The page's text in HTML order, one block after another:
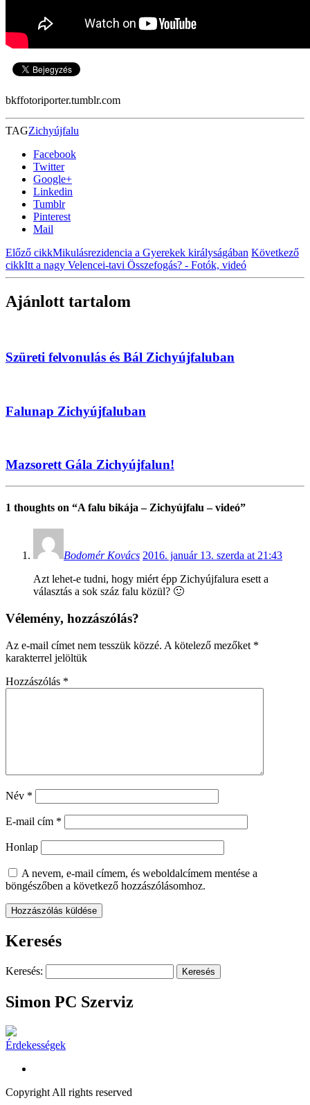
bkffotoriporter.tumblr.com
TAGZichyújfalu
Facebook
Twitter
Google+
Linkedin
Tumblr
Pinterest
Mail
Előző cikkMikulásrezidencia a Gyerekek királyságában Következő
cikkItt a nagy Velencei-tavi Összefogás? - Fotók, videó
Ajánlott tartalom
Szüreti felvonulás és Bál Zichyújfaluban
Falunap Zichyújfaluban
Mazsorett Gála Zichyújfalun!
1 thoughts on “A falu bikája – Zichyújfalu – videó”
Bodomér Kovács 2016. január 13. szerda at 21:43
Azt lehet-e tudni, hogy miért épp Zichyújfalura esett a
választás a sok száz falu közül? 🙂
Vélemény, hozzászólás?
Az e-mail címet nem tesszük közzé. A kötelező mezőket *
karakterrel jelöltük
Hozzászólás *
Név *
E-mail cím *
Honlap
A nevem, e-mail címem, és weboldalcímem mentése a
böngészőben a következő hozzászólásomhoz.
Keresés
Keresés:
Simon PC Szerviz
Érdekességek
Copyright All rights reserved